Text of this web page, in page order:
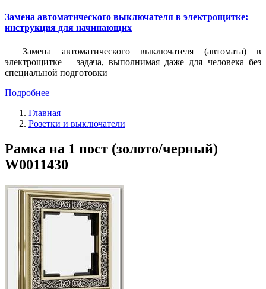
Замена автоматического выключателя в электрощитке:
инструкция для начинающих
Замена автоматического выключателя (автомата) в
электрощитке – задача, выполнимая даже для человека без
специальной подготовки
Подробнее
Главная
Розетки и выключатели
Рамка на 1 пост (золото/черный)
W0011430